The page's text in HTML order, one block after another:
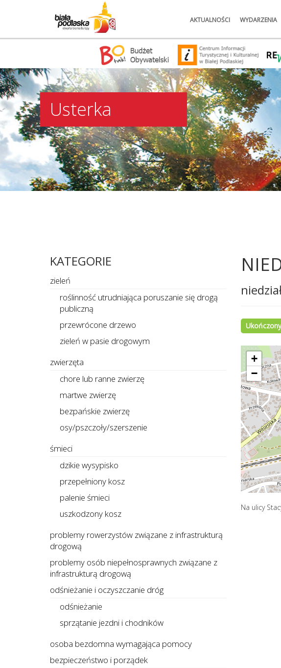
AKTUALNOŚCI WYDARZENIA
Usterka
Ukończony
+
−
Na ulicy
KATEGORIE
zieleń
roślinność utrudniająca poruszanie się drogą
publiczną
przewrócone drzewo
zieleń w pasie drogowym
zwierzęta
chore lub ranne zwierzę
martwe zwierzę
bezpańskie zwierzę
osy/pszczoły/szerszenie
śmieci
dzikie wysypisko
przepełniony kosz
palenie śmieci
uszkodzony kosz
problemy rowerzystów związane z infrastrukturą
drogową
problemy osób niepełnosprawnych związane z
infrastrukturą drogową
odśnieżanie i oczyszczanie dróg
odśnieżanie
sprzątanie jezdni i chodników
osoba bezdomna wymagająca pomocy
bezpieczeństwo i porządek